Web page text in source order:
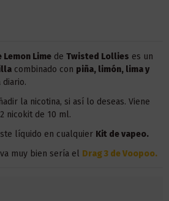
Limede Twisted Lollies es un
combinado con piña, limón, lima y
la nicotina, si así lo deseas. Viene
nicokit de 10 ml.
líquido en cualquier Kit de vapeo.
muy bien sería el Drag 3 de Voopoo.